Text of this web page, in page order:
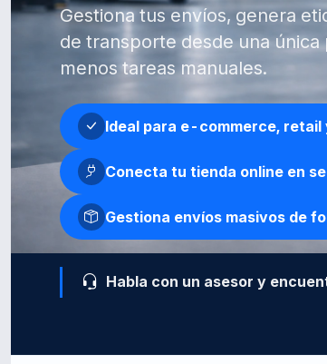
Gestiona tus envíos, genera
de transporte desde una
menos tareas manuales.
Ideal para e-commerce, retail
Conecta tu tienda online en
Gestiona envíos masivos de
Habla con un asesor y